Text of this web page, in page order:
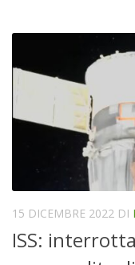
15 DICEMBRE 2022 DI
ISS: